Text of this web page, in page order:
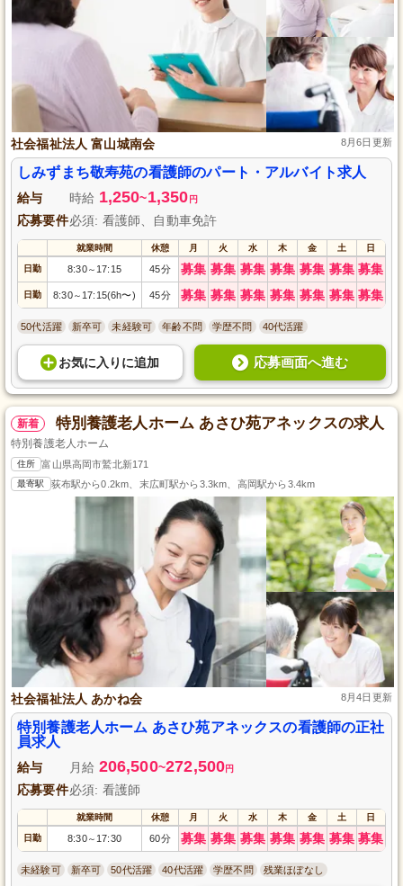
社会福祉法人 富山城南会 8月6日更新
しみずまち敬寿苑の看護師のパート・アルバイト求人
給与 時給 1,250~1,350 円
応募要件必須: 看護師、自動車免許
就業時間 休憩 月 火 水 木 金 土 日
日勤 8:30～ 17:15 45分 募集 募集 募集 募集 募集 募集 募集
日勤 8:30～ 17:15(6h〜) 45分 募集 募集 募集 募集 募集 募集 募集
50代活躍 新卒可 未経験可 年齢不問 学歴不問 40代活躍
お気に入り に追加 応募画面へ進む
新着 特別養護老人ホーム あさひ苑アネックスの求人
特別養護老人ホーム
住所 富山県高岡市鷲北新171
最寄駅 荻布駅から0.2km、末広町駅から3.3km、高岡駅から3.4km
社会福祉法人 あかね会 8月4日更新
特別養護老人ホーム あさひ苑アネックスの看護師の正社
員求人
給与 月給 206,500~272,500円
応募要件必須: 看護師
就業時間 休憩 月 火 水 木 金 土 日
日勤 8:30～ 17:30 60分 募集 募集 募集 募集 募集 募集 募集
未経験可 新卒可 50代活躍 40代活躍 学歴不問 残業ほぼなし